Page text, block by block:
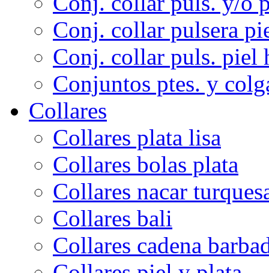
Conj. collar pulsera
Conj. collar puls. piel
Conjuntos ptes. y
Collares
Collares plata lisa
Collares bolas plata
Collares nacar
Collares bali
Collares cadena